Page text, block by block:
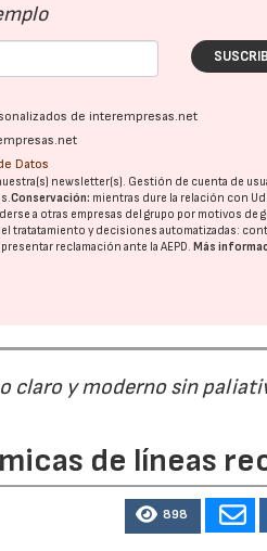
de interempresas.net
Datos
newsletter(s). Gestión de cuenta de
Conservación: mientras dure la relación con
a otras empresas del grupo por motivos de
tratatamiento y decisiones automatizadas:
reclamación ante laAEPD.Más
claro y moderno sin
de líneas
898